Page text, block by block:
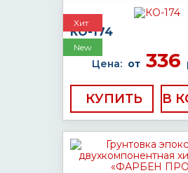
Хит
New
КО-174
Цена: от 336
КУПИТЬ